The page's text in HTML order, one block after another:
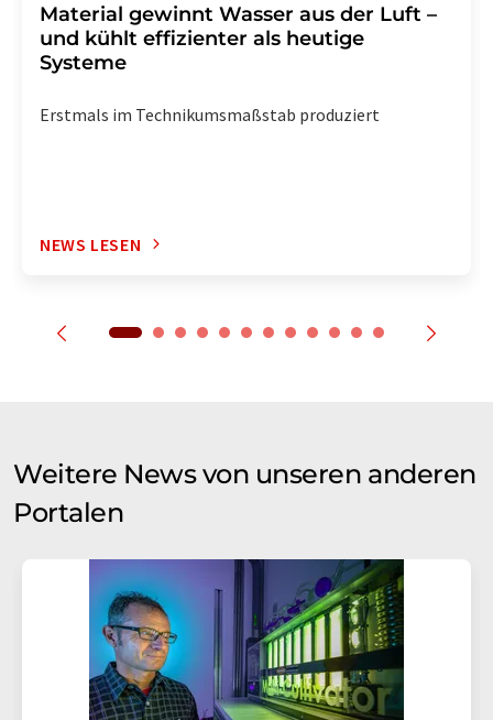
Material gewinnt Wasser aus der Luft –
und kühlt effizienter als heutige
Systeme
Erstmals im Technikumsmaßstab produziert
NEWS LESEN
Weitere News von unseren anderen
Portalen